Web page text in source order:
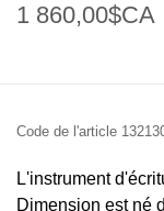
1 860,00$CA
Code de l'article
L'instrument
Dimension est né